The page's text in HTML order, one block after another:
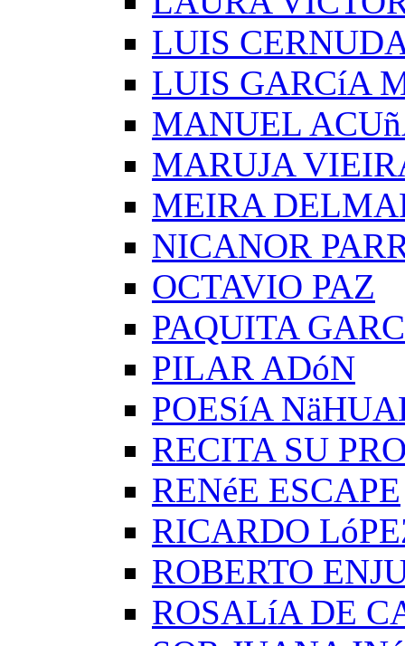
LUIS
LUIS GARCíA
MANUEL
MARUJA
MEIRA
NICANOR
OCTAVIO PAZ
PAQUITA
PILAR ADóN
POESíA
RECITA SU
RENéE ESCAPE
RICARDO
ROBERTO
ROSALíA DE